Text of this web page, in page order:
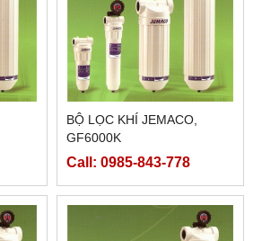
BỘ LỌC KHÍ JEMACO,
GF6000K
Call: 0985-843-778